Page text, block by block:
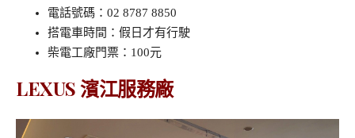
電話號碼：02 8787 8850
搭電車時間：假日才有行駛
柴電工廠門票：100元
LEXUS 濱江服務廠